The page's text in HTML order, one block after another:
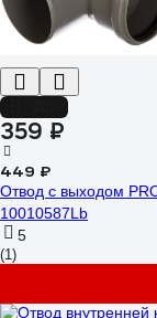
359 ₽
449 ₽
Отвод с выходом
10010587Lb
5
(1)